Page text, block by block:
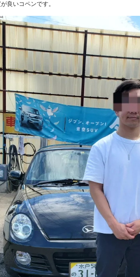
良いコペンです。